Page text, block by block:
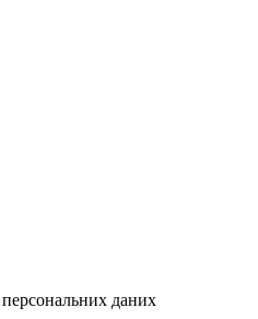
даних